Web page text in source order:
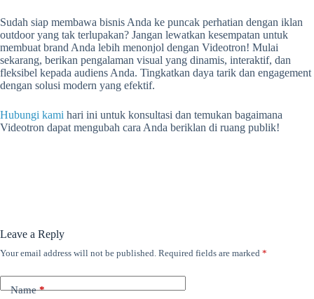
Sudah siap membawa bisnis Anda ke puncak perhatian dengan iklan
outdoor yang tak terlupakan? Jangan lewatkan kesempatan untuk
membuat brand Anda lebih menonjol dengan Videotron! Mulai
sekarang, berikan pengalaman visual yang dinamis, interaktif, dan
fleksibel kepada audiens Anda. Tingkatkan daya tarik dan engagement
dengan solusi modern yang efektif.
Hubungi kami hari ini untuk konsultasi dan temukan bagaimana
Videotron dapat mengubah cara Anda beriklan di ruang publik!
Leave a Reply
Your email address will not be published. Required fields are marked *
Name*